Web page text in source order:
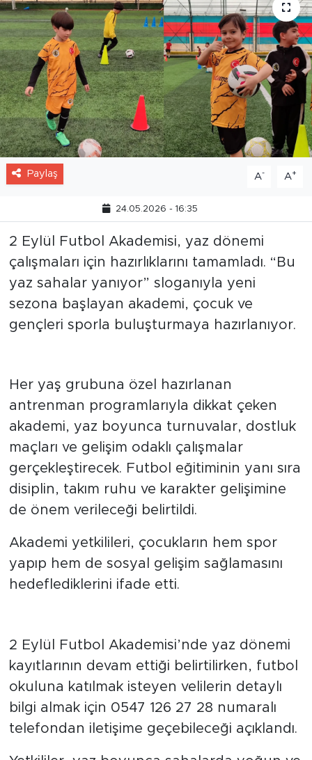
Paylaş A- A+
24.05.2026 - 16:35
2 Eylül Futbol Akademisi, yaz dönemi
çalışmaları için hazırlıklarını tamamladı. “Bu
yaz sahalar yanıyor” sloganıyla yeni
sezona başlayan akademi, çocuk ve
gençleri sporla buluşturmaya hazırlanıyor.
olacak
Her yaş grubuna özel hazırlanan
antrenman programlarıyla dikkat çeken
akademi, yaz boyunca turnuvalar, dostluk
maçları ve gelişim odaklı çalışmalar
gerçekleştirecek. Futbol eğitiminin yanı sıra
disiplin, takım ruhu ve karakter gelişimine
Akademi yetkilileri, çocukların hem spor
yapıp hem de sosyal gelişim sağlamasını
Kayıtlar sürüyor
2 Eylül Futbol Akademisi’nde yaz dönemi
kayıtlarının devam ettiği belirtilirken, futbol
okuluna katılmak isteyen velilerin detaylı
bilgi almak için 0547 126 27 28 numaralı